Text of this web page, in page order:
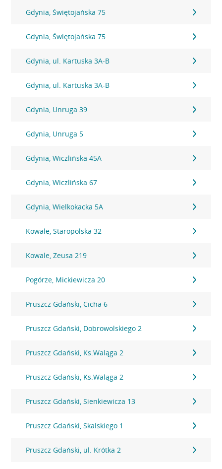
Gdynia, Świętojańska 75
Gdynia, Świętojańska 75
Gdynia, ul. Kartuska 3A-B
Gdynia, ul. Kartuska 3A-B
Gdynia, Unruga 39
Gdynia, Unruga 5
Gdynia, Wiczlińska 45A
Gdynia, Wiczlińska 67
Gdynia, Wielkokacka 5A
Kowale, Staropolska 32
Kowale, Zeusa 219
Pogórze, Mickiewicza 20
Pruszcz Gdański, Cicha 6
Pruszcz Gdański, Dobrowolskiego 2
Pruszcz Gdański, Ks.Waląga 2
Pruszcz Gdański, Ks.Waląga 2
Pruszcz Gdański, Sienkiewicza 13
Pruszcz Gdański, Skalskiego 1
Pruszcz Gdański, ul. Krótka 2